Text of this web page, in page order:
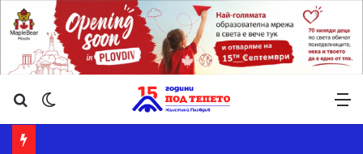
Търсене ...